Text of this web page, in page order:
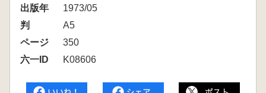
出版年
1973/05
判
A5
ページ
350
六一ID
K08606